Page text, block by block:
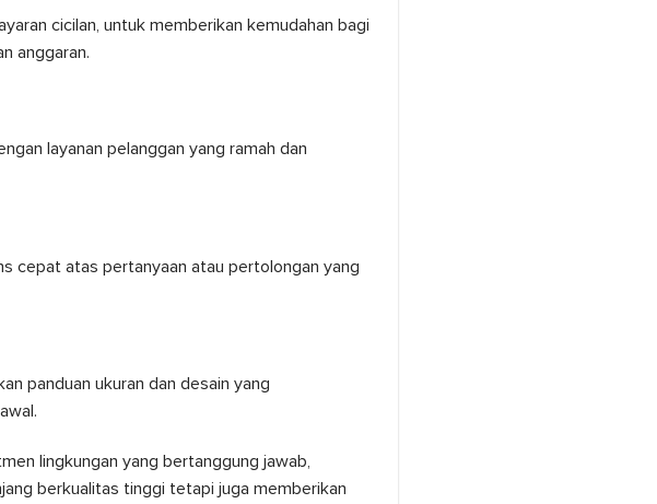
cicilan, untuk memberikan kemudahan bagi
anggaran.
layanan pelanggan yang ramah dan
cepat atas pertanyaan atau pertolongan yang
panduan ukuran dan desain yang
lingkungan yang bertanggung jawab,
berkualitas tinggi tetapi juga memberikan